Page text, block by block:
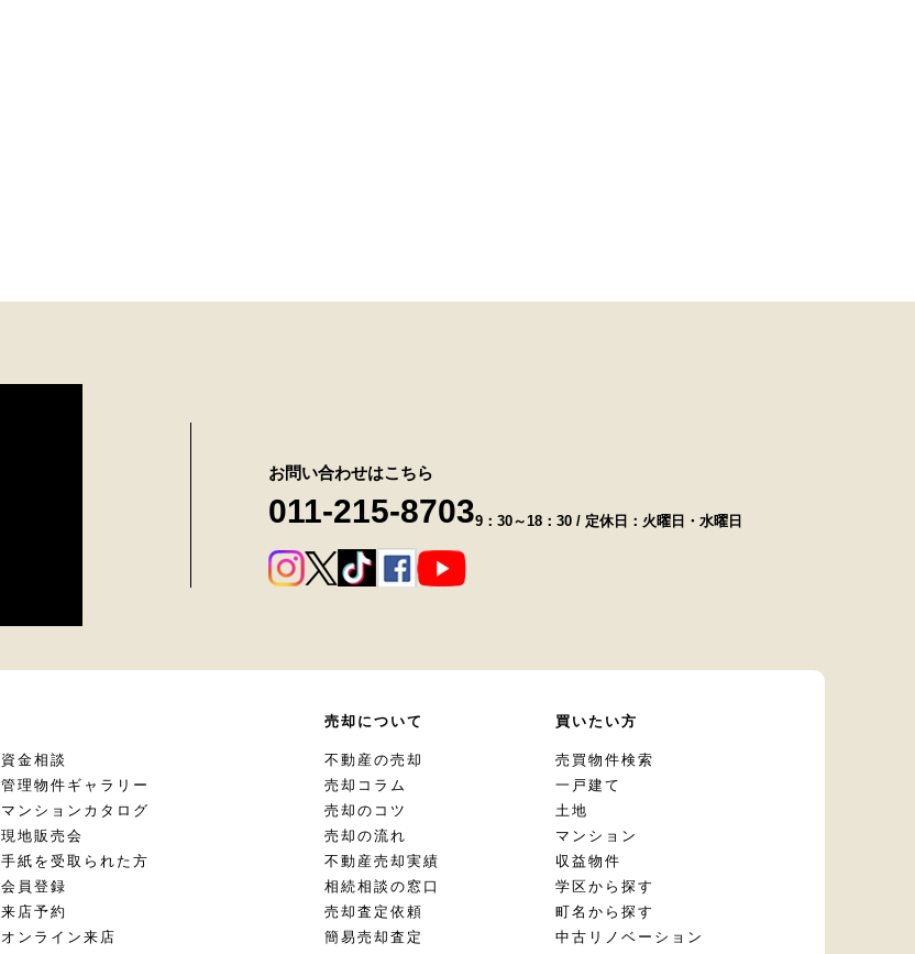
お問い合わせはこちら
011-215-87039：30～18：30 / 定休日：火曜日・水曜日
資金相談
管理物件ギャラリー
マンションカタログ
現地販売会
手紙を受取られた方
会員登録
来店予約
オンライン来店
売却について
不動産の売却
売却コラム
売却のコツ
売却の流れ
不動産売却実績
相続相談の窓口
売却査定依頼
簡易売却査定
買いたい方
売買物件検索
一戸建て
土地
マンション
収益物件
学区から探す
町名から探す
中古リノベーション